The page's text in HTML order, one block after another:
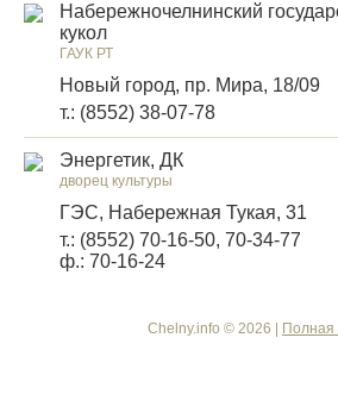
Набережночелнинский
кукол
ГАУК РТ
Новый город, пр. Мира, 18/09
т.: (8552) 38-07-78
Энергетик, ДК
дворец культуры
ГЭС, Набережная Тукая, 31
т.: (8552) 70-16-50, 70-34-77
ф.: 70-16-24
Chelny.info © 2026 | Полная